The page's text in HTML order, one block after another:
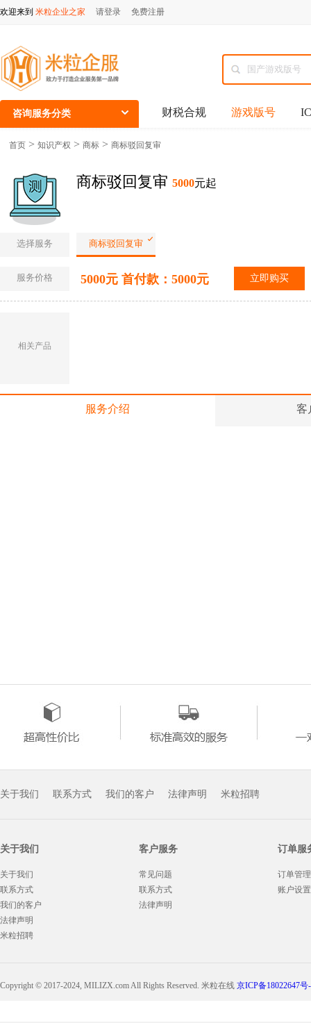
欢迎来到 米粒企业之家 请登录 免费注册
咨询服务分类 财税合规 游戏版号
首页 > 知识产权 > 商标 > 商标驳回复审
商标驳回复审 5000元起
选择服务 商标驳回复审
服务价格 5000元 首付款：5000元 立即购买
相关产品
服务介绍 客
关于我们 联系方式 我们的客户 法律声明 米粒招聘
关于我们
关于我们
联系方式
我们的客户
法律声明
米粒招聘
客户服务
常见问题
联系方式
法律声明
订单服
订单管理
账户设置
Copyright © 2017-2024, MILIZX.com All Rights Reserved. 米粒在线 京ICP备18022647号